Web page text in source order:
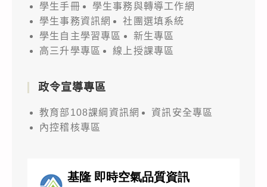
學生手冊
學生事務與轉導工作網
學生事務資訊網
社團選填系統
學生自主學習專區
新生專區
高三升學專區
線上授課專區
政令宣導專區
教育部108課綱資訊網
資訊安全專區
內控稽核專區